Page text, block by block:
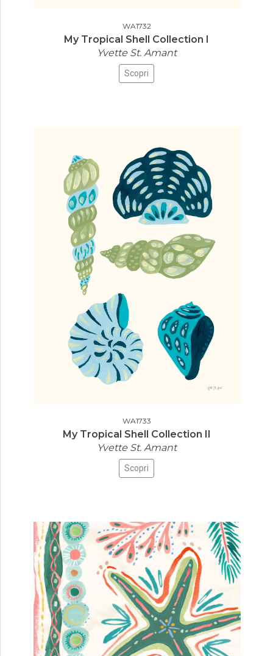
WA1732
My Tropical Shell Collection I
Yvette St. Amant
Scopri
WA1733
My Tropical Shell Collection II
Yvette St. Amant
Scopri